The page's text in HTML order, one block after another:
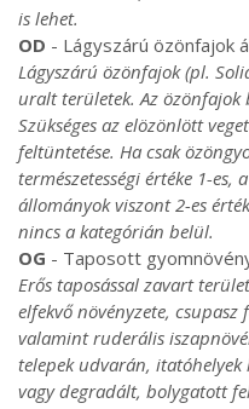
is lehet.
OD - Lágyszárú özönfajok
Lágyszárú özönfajok (pl.
uralt területek. Az
Szükséges az elözönlött
feltüntetése. Ha csak
természetességi értéke 1-
állományok viszont 2-es
nincs a kategórián belül.
OG - Taposott
Erős taposással zavart
elfekvő növényzete,
valamint ruderális
telepek udvarán,
vagy degradált, bolygatott